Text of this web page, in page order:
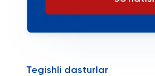
Tegishli dasturlar